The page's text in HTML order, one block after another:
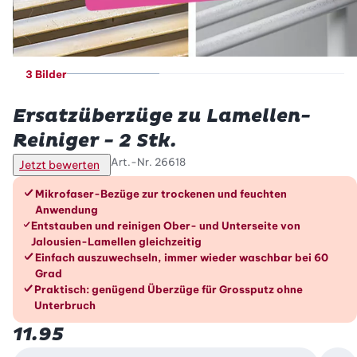
3 Bilder
Ersatzüberzüge zu Lamellen-
Reiniger - 2 Stk.
Jetzt bewerten Art.-Nr. 26618
Die Vorteile im Überblick
Mikrofaser-Bezüge zur trockenen und feuchten
Anwendung
Entstauben und reinigen Ober- und Unterseite von
Jalousien-Lamellen gleichzeitig
Einfach auszuwechseln, immer wieder waschbar bei 60
Grad
Praktisch: genügend Überzüge für Grossputz ohne
Unterbruch
11.95